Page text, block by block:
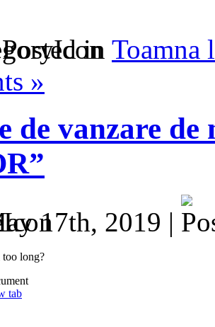
in Toamna
»
de vanzare de
17th, 2019 |
long?
tab